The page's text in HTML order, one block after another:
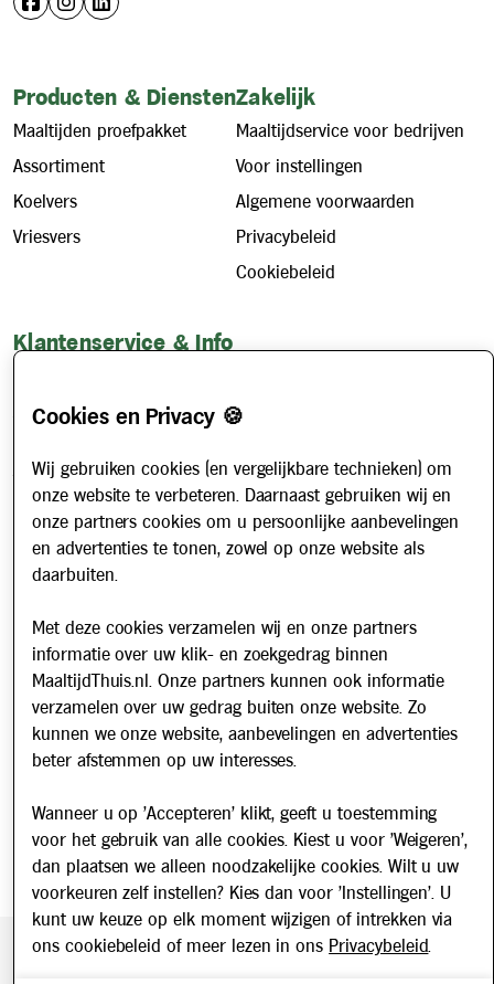
Producten & Diensten
Maaltijden proefpakket
Assortiment
Koelvers
Vriesvers
Zakelijk
Maaltijdservice voor bedrijven
Voor instellingen
Algemene voorwaarden
Privacybeleid
Cookiebeleid
Klantenservice & Info
Account aanvragen
Veelgestelde vragen
Over ons
Werken bij
Nieuwsbrief
Schrijf u in voor onze nieuwsbrief en blijf op de hoogte van
updates over Maaltijd Thuis!
E-mailadres
Beveiligde betaling middels SEPA incasso. Getoonde prijzen
Cookies en Privacy 🍪
Wij gebruiken cookies (en vergelijkbare technieken) om
onze website te verbeteren. Daarnaast gebruiken wij en
onze partners cookies om u persoonlijke aanbevelingen
en advertenties te tonen, zowel op onze website als
daarbuiten.
Met deze cookies verzamelen wij en onze partners
informatie over uw klik- en zoekgedrag binnen
MaaltijdThuis.nl. Onze partners kunnen ook informatie
verzamelen over uw gedrag buiten onze website. Zo
kunnen we onze website, aanbevelingen en advertenties
beter afstemmen op uw interesses.
Wanneer u op 'Accepteren' klikt, geeft u toestemming
voor het gebruik van alle cookies. Kiest u voor 'Weigeren',
dan plaatsen we alleen noodzakelijke cookies. Wilt u uw
voorkeuren zelf instellen? Kies dan voor 'Instellingen'. U
kunt uw keuze op elk moment wijzigen of intrekken via
ons cookiebeleid of meer lezen in ons Privacybeleid.